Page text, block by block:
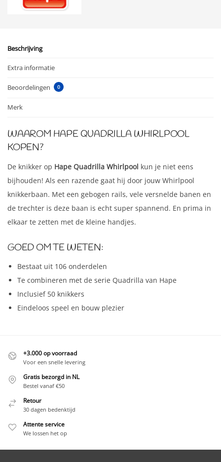
Beschrijving
Extra informatie
Beoordelingen 0
Merk
WAAROM HAPE QUADRILLA WHIRLPOOL
KOPEN?
De knikker op Hape Quadrilla Whirlpool kun je niet eens
bijhouden! Als een razende gaat hij door jouw Whirlpool
knikkerbaan. Met een gebogen rails, vele versnelde banen en
de trechter is deze baan is echt super spannend. En prima in
elkaar te zetten met de kleine handjes.
GOED OM TE WETEN:
Bestaat uit 106 onderdelen
Te combineren met de serie Quadrilla van Hape
Inclusief 50 knikkers
Eindeloos speel en bouw plezier
+3.000 op voorraad
Voor een snelle levering
Gratis bezorgd in NL
Bestel vanaf €50
Retour
30 dagen bedenktijd
Attente service
We lossen het op